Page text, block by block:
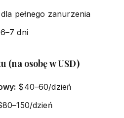
pełnego zanurzenia
6–7 dni
(na osobę w USD)
$40–60/dzień
dzień